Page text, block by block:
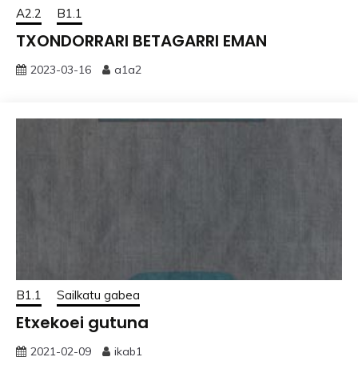
A2.2 B1.1
TXONDORRARI BETAGARRI EMAN
2023-03-16 a1a2
B1.1 Sailkatu gabea
Etxekoei gutuna
2021-02-09 ikab1